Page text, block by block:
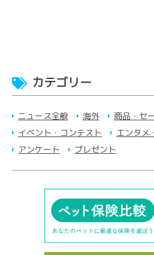
カテゴリー
ニュース全般 海外 商品・セ
イベント・コンテスト
エンタメ
アンケート
プレゼント